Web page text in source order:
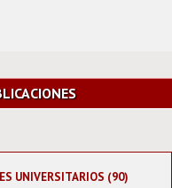
UNIVERSITARIOS (90)